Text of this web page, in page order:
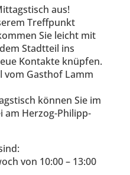
aus!
Treffpunkt
Sie leicht mit
Stadtteil ins
Kontakte knüpfen.
vom Gasthof Lamm
können Sie im
am Herzog-Philipp-
von 10:00 – 13:00